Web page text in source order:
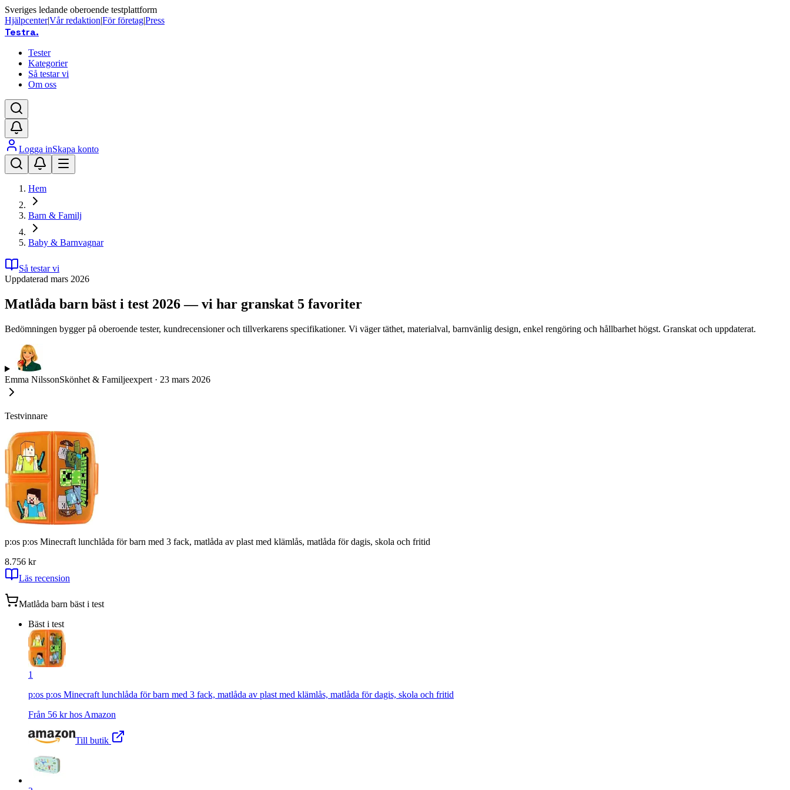
Sveriges ledande oberoende testplattform
Hjälpcenter|Vår redaktion|För företag|Press
Testra.
Tester
Kategorier
Så testar vi
Om oss
Logga inSkapa konto
Hem
Barn & Familj
Baby & Barnvagnar
Så testar vi
Uppdaterad mars 2026
Matlåda barn bäst i test 2026 — vi har granskat 5 favoriter
Bedömningen bygger på oberoende tester, kundrecensioner och tillverkarens specifikationer. Vi väger täthet, materialval, barnvänlig design, enkel rengöring och hållbarhet högst. Granskat och uppdaterat.
Emma NilssonSkönhet & Familjeexpert · 23 mars 2026
Testvinnare
p:os p:os Minecraft lunchlåda för barn med 3 fack, matlåda av plast med klämlås, matlåda för dagis, skola och fritid
8.756 kr
Läs recension
Matlåda barn bäst i test
Bäst i test
1
p:os p:os Minecraft lunchlåda för barn med 3 fack, matlåda av plast med klämlås, matlåda för dagis, skola och fritid
Från 56 kr hos Amazon
Till butik